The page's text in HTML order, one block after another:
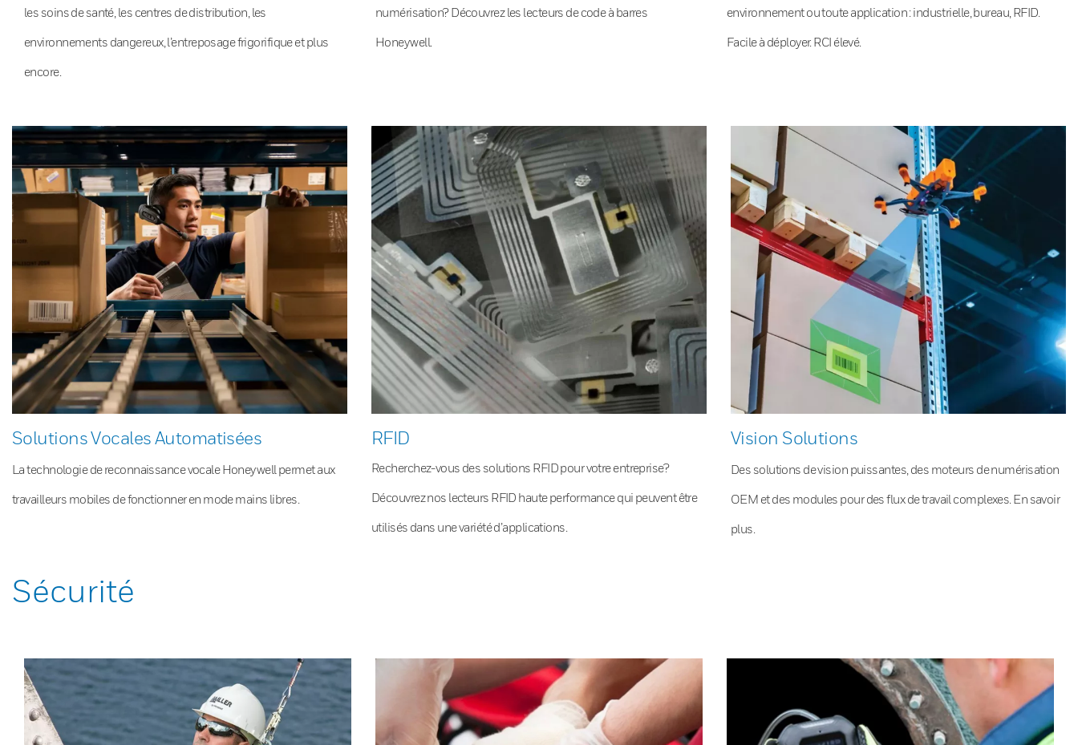
les soins de santé, les centres de distribution, les
environnements dangereux, l’entreposage frigorifique et plus
encore.
numérisation? Découvrez les lecteurs de code à barres
Honeywell.
environnement ou toute application : industrielle, bureau, RFID.
Facile à déployer. RCI élevé.
Solutions Vocales Automatisées
La technologie de reconnaissance vocale Honeywell permet aux
travailleurs mobiles de fonctionner en mode mains libres.
RFID
Recherchez-vous des solutions RFID pour votre entreprise?
Découvrez nos lecteurs RFID haute performance qui peuvent être
utilisés dans une variété d’applications.
Vision Solutions
Des solutions de vision puissantes, des moteurs de numérisation
OEM et des modules pour des flux de travail complexes. En savoir
plus.
Sécurité